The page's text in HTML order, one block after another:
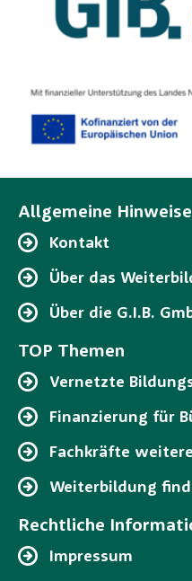
Allgemeine Hinweise
Kontakt
Über das
Über die G.I.B.
TOP Themen
Vernetzte
Finanzierung für
Fachkräfte
Weiterbildung
Rechtliche
Impressum